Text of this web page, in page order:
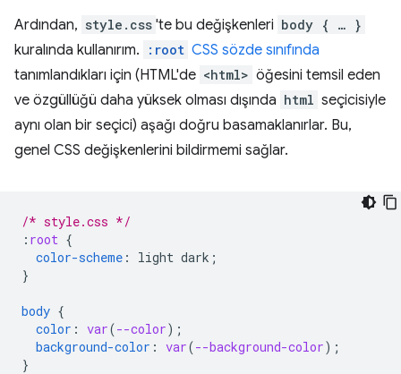
Ardından, style.css 'te bu değişkenleri body { … }
kuralında kullanırım. :root CSS sözde sınıfında
tanımlandıkları için (HTML'de <html> öğesini temsil eden
ve özgüllüğü daha yüksek olması dışında html seçicisiyle
aynı olan bir seçici) aşağı doğru basamaklanırlar. Bu,
genel CSS değişkenlerini bildirmemi sağlar.
/* style.css */
: root {
color-scheme : light dark ;
}
body {
color : var(--color);
background-color : var(--background-color);
}